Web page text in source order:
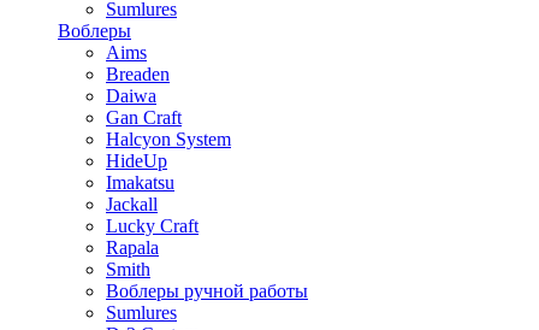
Sumlures
Воблеры
Aims
Breaden
Daiwa
Gan Craft
Halcyon System
HideUp
Imakatsu
Jackall
Lucky Craft
Rapala
Smith
Воблеры ручной работы
Sumlures